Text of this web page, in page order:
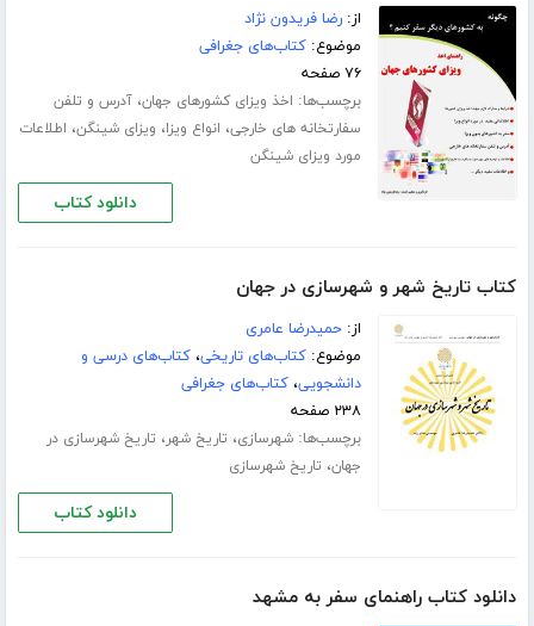
از:رضا فریدون نژاد
موضوع:کتاب‌های جغرافی
۷۶ صفحه
برچسب‌ها: اخذ ویزای کشورهای جهان،آدرس و تلفن
سفارتخانه های خارجی، انواع ویزا، ویزای شینگن، اطلاعات
مورد ویزای شینگن
دانلود کتاب
کتاب تاریخ شهر و شهرسازی در جهان
از:حمیدرضا عامری
موضوع:کتاب‌های تاریخی،کتاب‌های درسی و
دانشجویی،کتاب‌های جغرافی
۲۳۸ صفحه
برچسب‌ها:شهرسازی، تاریخ شهر، تاریخ شهرسازی در
جهان، تاریخ شهرسازی
دانلود کتاب
دانلود کتاب راهنمای سفر به مشهد